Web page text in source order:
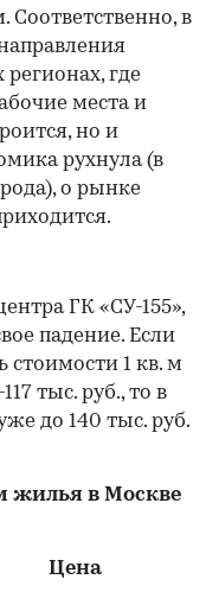
в
регионах, где
места и
но и
рухнула (в
о рынке
ГК «СУ-155»,
падение. Если
стоимости 1 кв. м
тыс. руб., то в
до 140 тыс. руб.
жилья в Москве
Цена